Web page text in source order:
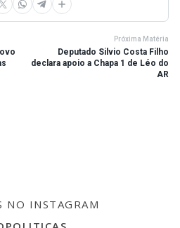
Próxima Matéria
Deputado Silvio Costa Filho
declara apoio a Chapa 1 de Léo do
AR
NO INSTAGRAM